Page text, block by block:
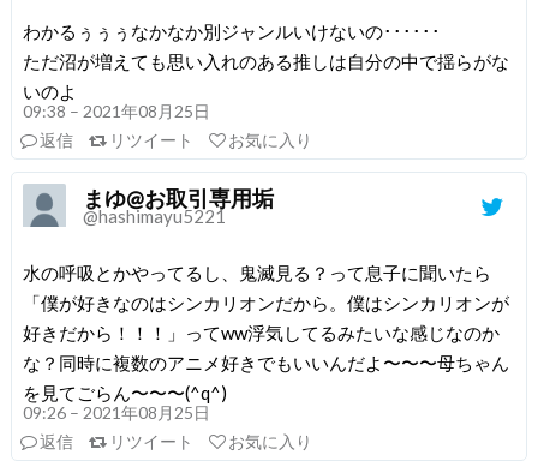
わかるぅぅぅなかなか別ジャンルいけないの･･････
ただ沼が増えても思い入れのある推しは自分の中で揺らがな
いのよ
09:38 – 2021年08月25日
返信
リツイート お気に入り
まゆ@お取引専用垢
@hashimayu5221
水の呼吸とかやってるし、鬼滅見る？って息子に聞いたら
「僕が好きなのはシンカリオンだから。僕はシンカリオンが
好きだから！！！」ってww浮気してるみたいな感じなのか
な？同時に複数のアニメ好きでもいいんだよ〜〜〜母ちゃん
を見てごらん〜〜〜(^q^)
09:26 – 2021年08月25日
返信
リツイート お気に入り